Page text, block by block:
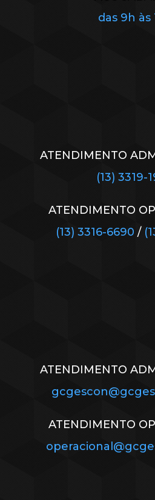
das 9h às
ATENDIMENTO
(13) 3319-
ATENDIMENTO
(13) 3316-6690 /
ATENDIMENTO
ATENDIMENTO